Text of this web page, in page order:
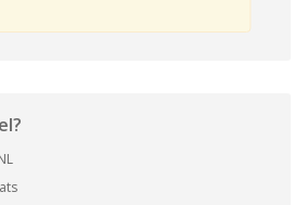
in verschillende maten geleverd
?